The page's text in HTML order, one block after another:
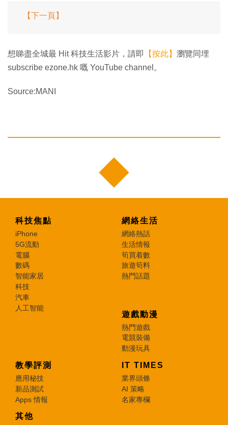
【下一頁】
想睇盡全城最 Hit 科技生活影片，請即 【按此】 瀏覽同埋
subscribe ezone.hk 嘅 YouTube channel。
Source:MANI
科技焦點
iPhone
5G流動
電腦
數碼
智能家居
科技
汽車
人工智能
網絡生活
網絡熱話
生活情報
筍買着數
旅遊筍料
熱門話題
遊戲動漫
熱門遊戲
電競裝備
動漫玩具
教學評測
應用秘技
新品測試
Apps 情報
IT TIMES
業界頭條
AI 策略
名家專欄
其他